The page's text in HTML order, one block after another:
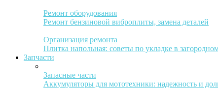
Ремонт оборудования
Ремонт бензиновой виброплиты, замена деталей
Организация ремонта
Плитка напольная: советы по укладке в
Запчасти
Запасные части
Аккумуляторы для мототехники: надежность и